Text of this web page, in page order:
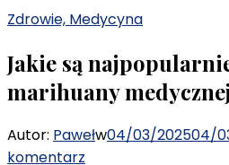
Zdrowie, Medycyna
Jakie są
marihuany medycznej
Autor: Pawełw04/03/202504/
komentarz